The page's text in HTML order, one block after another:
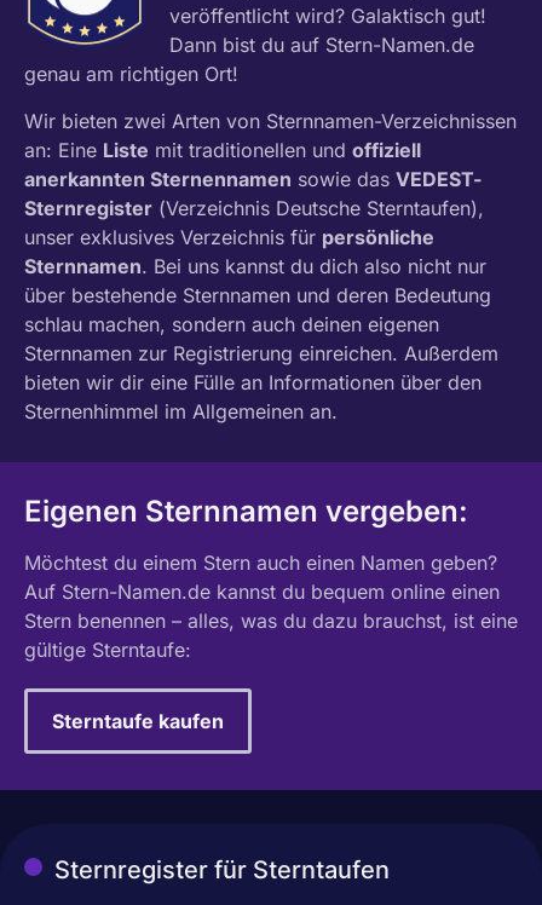
veröffentlicht wird? Galaktisch gut!
Dann bist du auf Stern-Namen.de
genau am richtigen Ort!
Wir bieten zwei Arten von Sternnamen-Verzeichnissen
an: Eine Liste mit traditionellen und offiziell
anerkannten Sternennamen sowie das VEDEST-
Sternregister (Verzeichnis Deutsche Sterntaufen),
unser exklusives Verzeichnis für persönliche
Sternnamen. Bei uns kannst du dich also nicht nur
über bestehende Sternnamen und deren Bedeutung
schlau machen, sondern auch deinen eigenen
Sternnamen zur Registrierung einreichen. Außerdem
bieten wir dir eine Fülle an Informationen über den
Sternenhimmel im Allgemeinen an.
Eigenen Sternnamen vergeben:
Möchtest du einem Stern auch einen Namen geben?
Auf Stern-Namen.de kannst du bequem online einen
Stern benennen – alles, was du dazu brauchst, ist eine
gültige Sterntaufe:
Sterntaufe kaufen
Sternregister für Sterntaufen